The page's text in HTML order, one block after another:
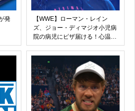
発
【WWE】ローマン・レイン
ズ、ジョー・ディマジオ小児病
院の病児にピザ届ける！心温ま
るクリスマス慈善活動